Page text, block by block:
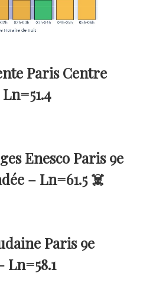
Paris Centre
Ln=51.4
Enesco Paris 9e
– Ln=61.5☠️
Paris 9e
Ln=58.1